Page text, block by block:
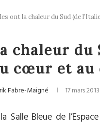
ont la chaleur du Sud (de
chaleur du
cœur et au
Fabre-Maigné 17 mars 2013
Salle Bleue de